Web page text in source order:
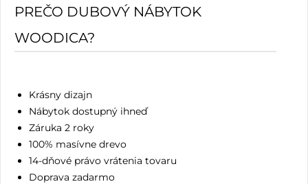
PREČO DUBOVÝ NÁBYTOK
WOODICA?
Krásny dizajn
Nábytok dostupný ihneď
Záruka 2 roky
100% masívne drevo
14-dňové právo vrátenia tovaru
Doprava zadarmo